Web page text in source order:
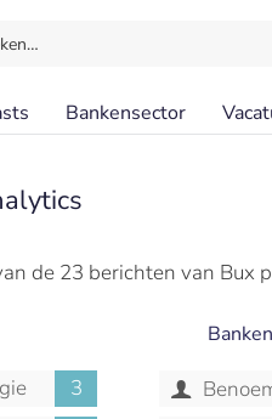
Bankensector
de 23 berichten van Bux
3